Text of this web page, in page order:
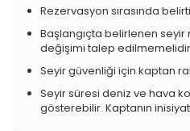
Rezervasyon sırasında
Başlangıçta belirlenen seyir
değişimi talep
Seyir güvenliği için kaptan
Seyir süresi deniz ve hava
gösterebilir. Kaptanın